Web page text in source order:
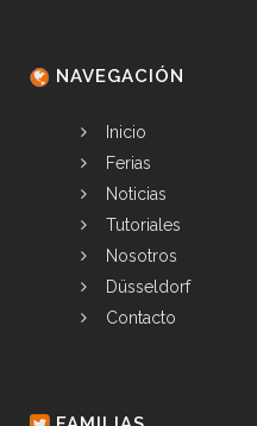
NAVEGACIÓN
Inicio
Ferias
Noticias
Tutoriales
Nosotros
Düsseldorf
Contacto